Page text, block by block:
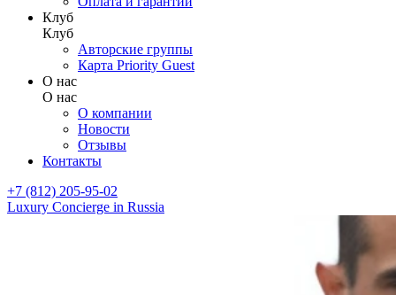
Клуб
Клуб
Авторские группы
Карта Priority Guest
О нас
О нас
О компании
Новости
Отзывы
Контакты
+7 (812) 205-95-02
Luxury Concierge in Russia